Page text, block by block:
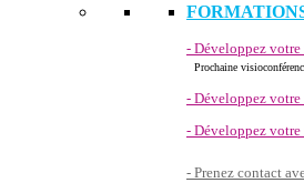
- Développez
Prochaine
- Développez
- Développez
- Prenez contact